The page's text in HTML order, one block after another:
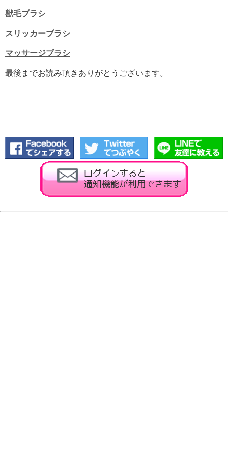
獣毛ブラシ
スリッカーブラシ
マッサージブラシ
最後までお読み頂きありがとうございます。